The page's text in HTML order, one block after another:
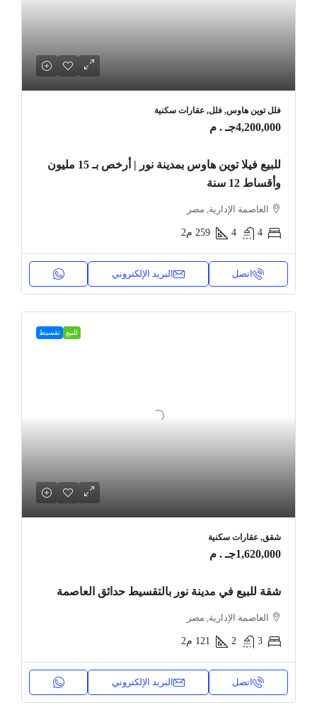
فلل توين هاوس, فلل, عقارات سكنية
4,200,000جـ . م
للبيع فيلا توين هاوس بمدينة نور | أرخص بـ 15 مليون
وأقساط 12 سنة
العاصمة الإدارية, مصر
4
4
259 م2
اتصل البريد الإلكتروني
للبيع تقسيط
شقق, عقارات سكنية
1,620,000جـ . م
شقة للبيع في مدينة نور بالتقسيط حدائق العاصمة
العاصمة الإدارية, مصر
3
2
121 م2
اتصل البريد الإلكتروني